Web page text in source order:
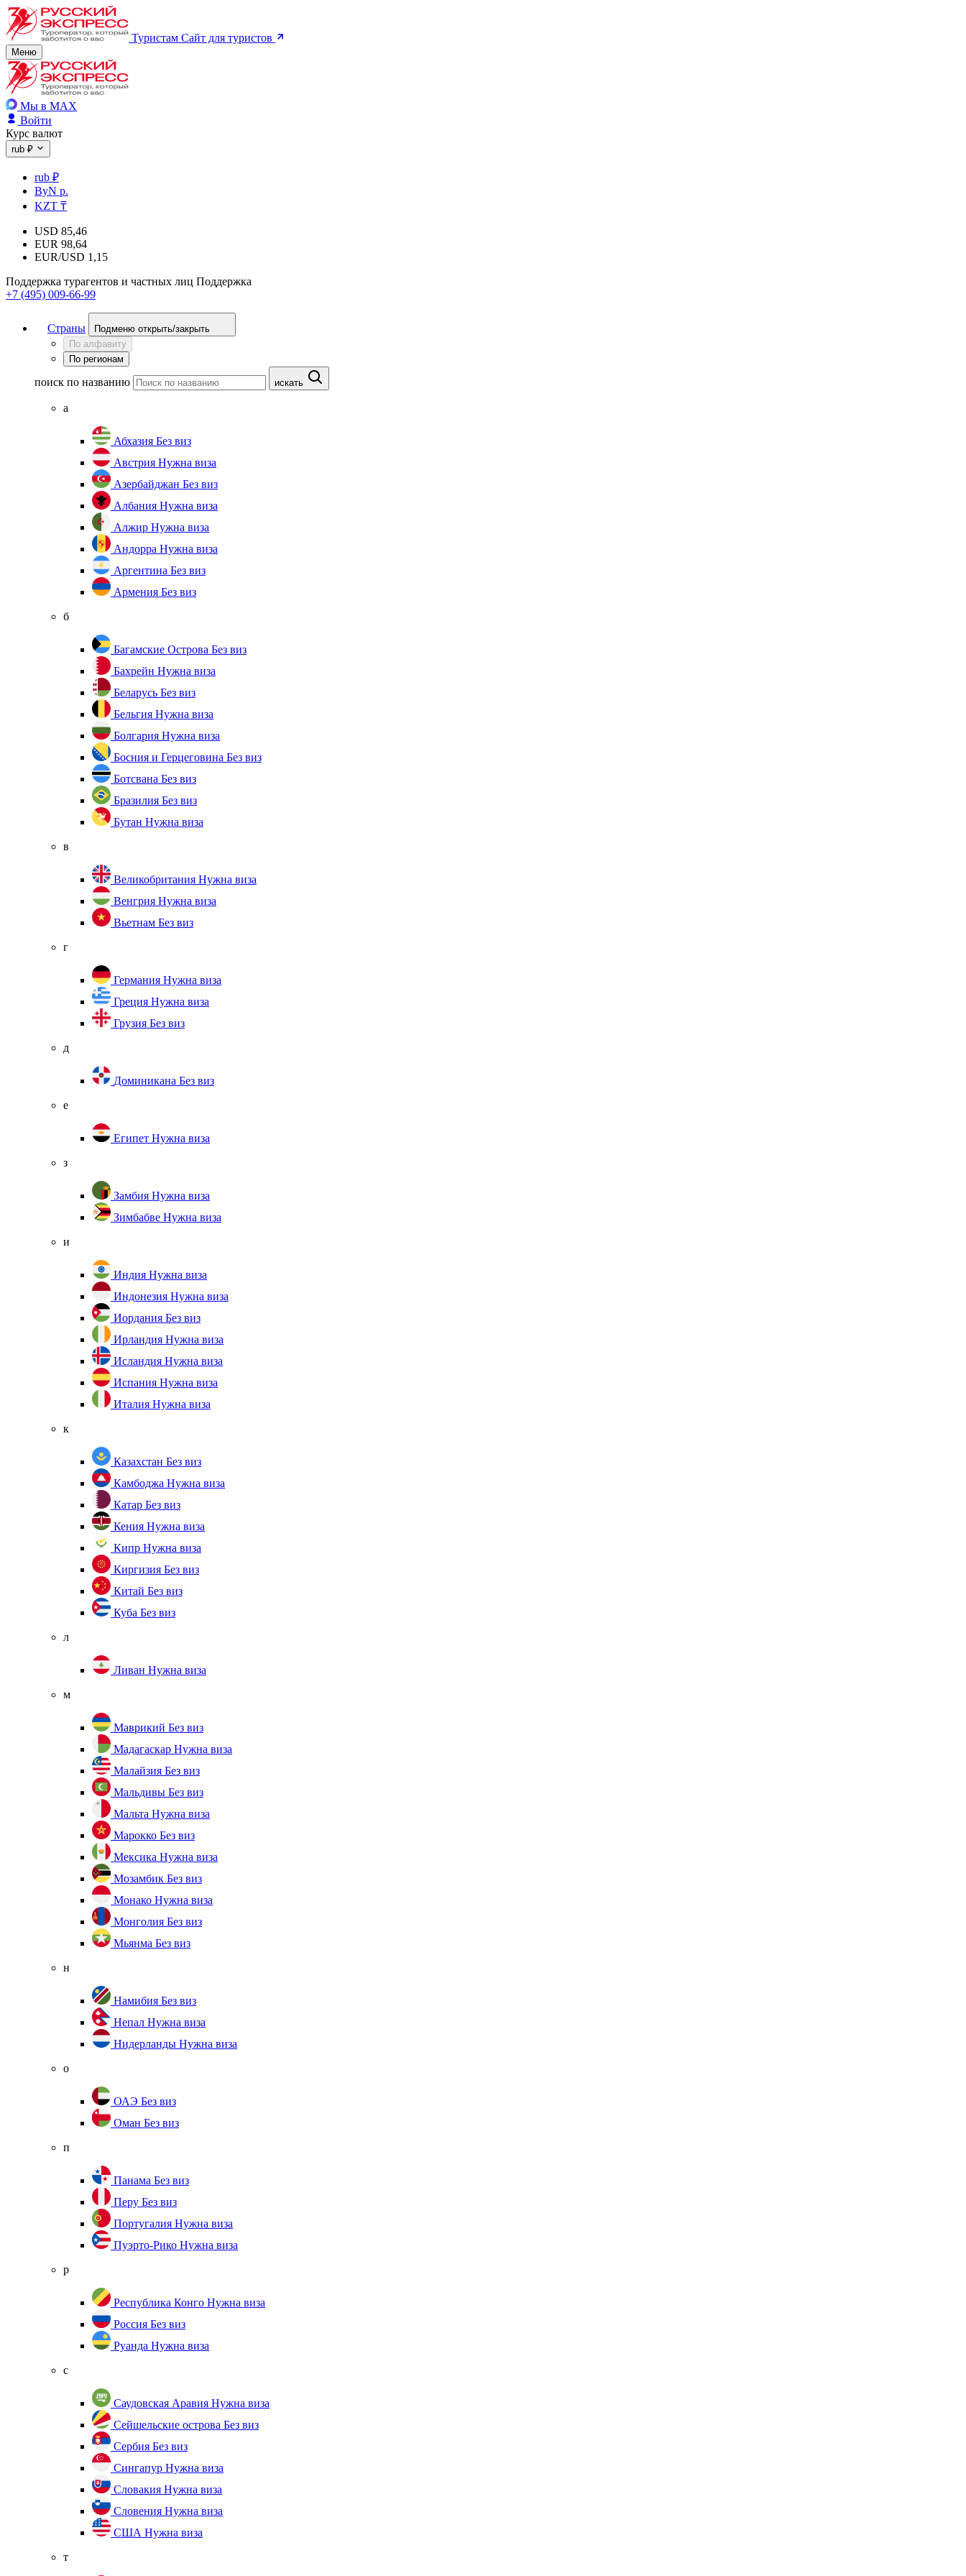
Туристам Сайт для туристов
Меню
Мы в MAX
Войти
Курс валют
rub ₽
rub ₽
ByN р.
KZT ₸
USD 85,46
EUR 98,64
EUR/USD 1,15
Поддержка турагентов и частных лиц Поддержка
+7 (495) 009-66-99
Страны
Подменю открыть/закрыть
По алфавиту
По регионам
поиск по названию искать
а
Абхазия Без виз
Австрия Нужна виза
Азербайджан Без виз
Албания Нужна виза
Алжир Нужна виза
Андорра Нужна виза
Аргентина Без виз
Армения Без виз
б
Багамские Острова Без виз
Бахрейн Нужна виза
Беларусь Без виз
Бельгия Нужна виза
Болгария Нужна виза
Босния и Герцеговина Без виз
Ботсвана Без виз
Бразилия Без виз
Бутан Нужна виза
в
Великобритания Нужна виза
Венгрия Нужна виза
Вьетнам Без виз
г
Германия Нужна виза
Греция Нужна виза
Грузия Без виз
д
Доминикана Без виз
е
Египет Нужна виза
з
Замбия Нужна виза
Зимбабве Нужна виза
и
Индия Нужна виза
Индонезия Нужна виза
Иордания Без виз
Ирландия Нужна виза
Исландия Нужна виза
Испания Нужна виза
Италия Нужна виза
к
Казахстан Без виз
Камбоджа Нужна виза
Катар Без виз
Кения Нужна виза
Кипр Нужна виза
Киргизия Без виз
Китай Без виз
Куба Без виз
л
Ливан Нужна виза
м
Маврикий Без виз
Мадагаскар Нужна виза
Малайзия Без виз
Мальдивы Без виз
Мальта Нужна виза
Марокко Без виз
Мексика Нужна виза
Мозамбик Без виз
Монако Нужна виза
Монголия Без виз
Мьянма Без виз
н
Намибия Без виз
Непал Нужна виза
Нидерланды Нужна виза
о
ОАЭ Без виз
Оман Без виз
п
Панама Без виз
Перу Без виз
Португалия Нужна виза
Пуэрто-Рико Нужна виза
р
Республика Конго Нужна виза
Россия Без виз
Руанда Нужна виза
с
Саудовская Аравия Нужна виза
Сейшельские острова Без виз
Сербия Без виз
Сингапур Нужна виза
Словакия Нужна виза
Словения Нужна виза
США Нужна виза
т